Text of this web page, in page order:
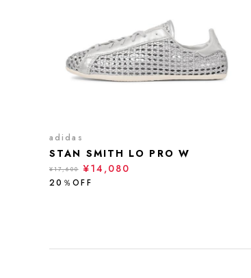
adidas
STAN SMITH LO PRO W
¥17,600 ¥14,080
20％OFF